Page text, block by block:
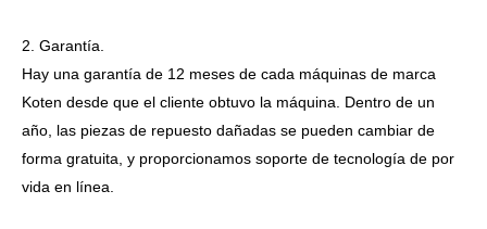
2. Garantía.
Hay una garantía de 12 meses de cada máquinas de marca
Koten desde que el cliente obtuvo la máquina. Dentro de un
año, las piezas de repuesto dañadas se pueden cambiar de
forma gratuita, y proporcionamos soporte de tecnología de por
vida en línea.